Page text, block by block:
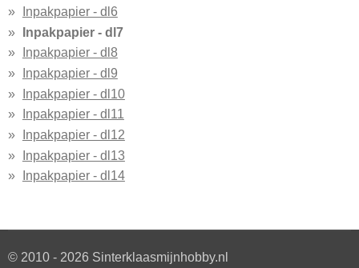
Inpakpapier - dl6
Inpakpapier - dl7
Inpakpapier - dl8
Inpakpapier - dl9
Inpakpapier - dl10
Inpakpapier - dl11
Inpakpapier - dl12
Inpakpapier - dl13
Inpakpapier - dl14
© 2010 - 2026 Sinterklaasmijnhobby.nl